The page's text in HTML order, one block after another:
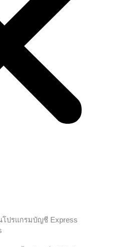
โปรแกรมบัญชี Express